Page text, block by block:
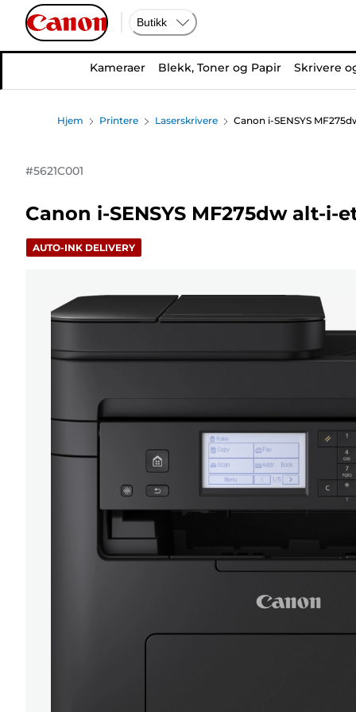
Butikk
Kameraer Blekk, Toner og Papir Skrivere
Hjem Printere Laserskrivere Canon i-SENSYS
#5621C001
Canon i-SENSYS MF275dw alt-
AUTO-INK DELIVERY